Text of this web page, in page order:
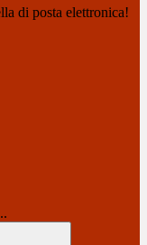
di posta elettronica!